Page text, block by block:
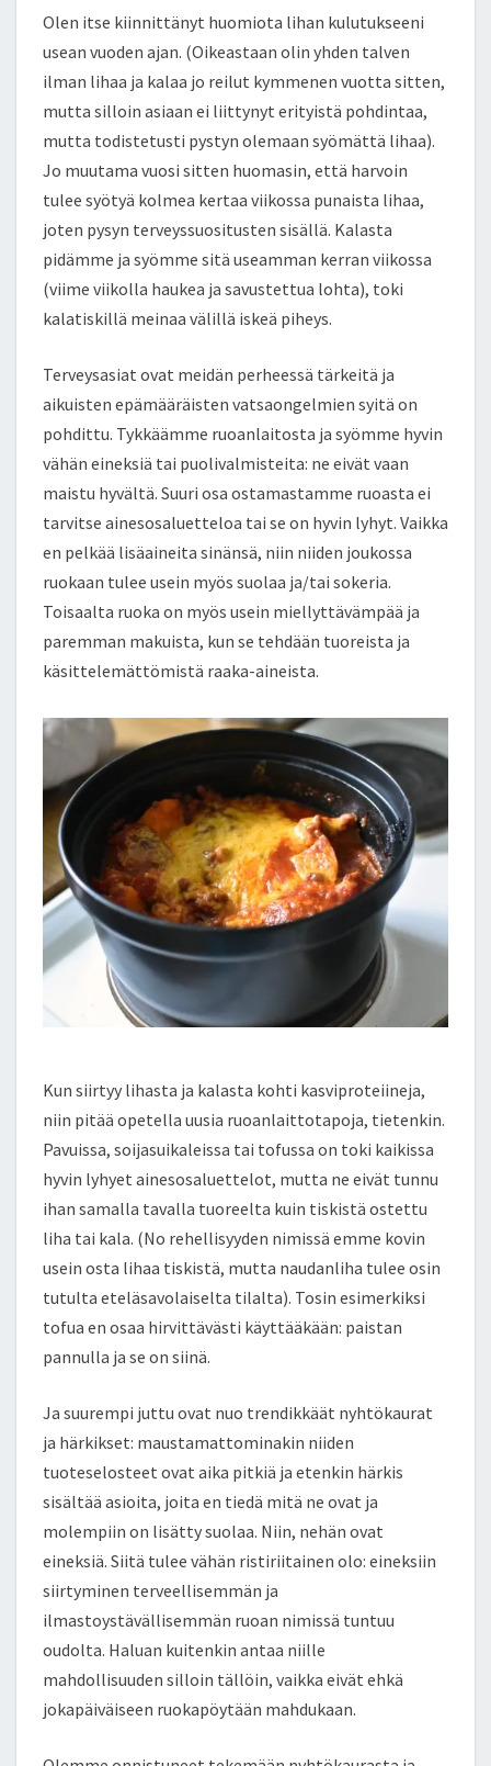
Olen itse kiinnittänyt huomiota lihan kulutukseeni
usean vuoden ajan. (Oikeastaan olin yhden talven
ilman lihaa ja kalaa jo reilut kymmenen vuotta sitten,
mutta silloin asiaan ei liittynyt erityistä pohdintaa,
mutta todistetusti pystyn olemaan syömättä lihaa).
Jo muutama vuosi sitten huomasin, että harvoin
tulee syötyä kolmea kertaa viikossa punaista lihaa,
joten pysyn terveyssuositusten sisällä. Kalasta
pidämme ja syömme sitä useamman kerran viikossa
(viime viikolla haukea ja savustettua lohta), toki
kalatiskillä meinaa välillä iskeä piheys.
Terveysasiat ovat meidän perheessä tärkeitä ja
aikuisten epämääräisten vatsaongelmien syitä on
pohdittu. Tykkäämme ruoanlaitosta ja syömme hyvin
vähän eineksiä tai puolivalmisteita: ne eivät vaan
maistu hyvältä. Suuri osa ostamastamme ruoasta ei
tarvitse ainesosaluetteloa tai se on hyvin lyhyt. Vaikka
en pelkää lisäaineita sinänsä, niin niiden joukossa
ruokaan tulee usein myös suolaa ja/tai sokeria.
Toisaalta ruoka on myös usein miellyttävämpää ja
paremman makuista, kun se tehdään tuoreista ja
käsittelemättömistä raaka-aineista.
Kun siirtyy lihasta ja kalasta kohti kasviproteiineja,
niin pitää opetella uusia ruoanlaittotapoja, tietenkin.
Pavuissa, soijasuikaleissa tai tofussa on toki kaikissa
hyvin lyhyet ainesosaluettelot, mutta ne eivät tunnu
ihan samalla tavalla tuoreelta kuin tiskistä ostettu
liha tai kala. (No rehellisyyden nimissä emme kovin
usein osta lihaa tiskistä, mutta naudanliha tulee osin
tutulta eteläsavolaiselta tilalta). Tosin esimerkiksi
tofua en osaa hirvittävästi käyttääkään: paistan
pannulla ja se on siinä.
Ja suurempi juttu ovat nuo trendikkäät nyhtökaurat
ja härkikset: maustamattominakin niiden
tuoteselosteet ovat aika pitkiä ja etenkin härkis
sisältää asioita, joita en tiedä mitä ne ovat ja
molempiin on lisätty suolaa. Niin, nehän ovat
eineksiä. Siitä tulee vähän ristiriitainen olo: eineksiin
siirtyminen terveellisemmän ja
ilmastoystävällisemmän ruoan nimissä tuntuu
oudolta. Haluan kuitenkin antaa niille
mahdollisuuden silloin tällöin, vaikka eivät ehkä
jokapäiväiseen ruokapöytään mahdukaan.